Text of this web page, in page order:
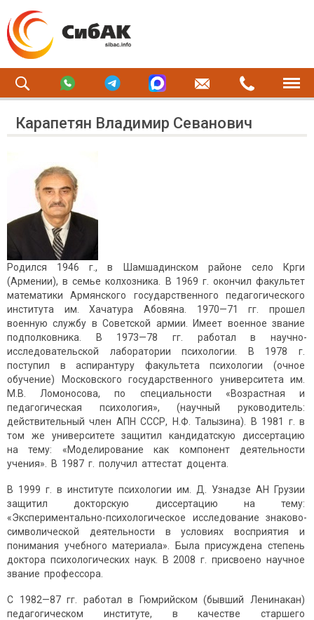
Карапетян Владимир Севанович
Родился 1946 г., в Шамшадинском районе село Крги
(Армении), в семье колхозника. В 1969 г. окончил факультет
математики Армянского государственного педагогического
института им. Хачатура Абовяна. 1970—71 гг. прошел
военную службу в Советской армии. Имеет военное звание
подполковника. В 1973—78 гг. работал в научно-
исследовательской лаборатории психологии. В 1978 г.
поступил в аспирантуру факультета психологии (очное
обучение) Московского государственного университета им.
М.В. Ломоносова, по специальности «Возрастная и
педагогическая психология», (научный руководитель:
действительный член АПН СССР, Н.Ф. Талызина). В 1981 г. в
том же университете защитил кандидатскую диссертацию
на тему: «Моделирование как компонент деятельности
учения». В 1987 г. получил аттестат доцента.
В 1999 г. в институте психологии им. Д. Узнадзе АН Грузии
защитил докторскую диссертацию на тему:
«Экспериментально-психологическое исследование знаково-
символической деятельности в условиях восприятия и
понимания учебного материала». Была присуждена степень
доктора психологических наук. В 2008 г. присвоено научное
звание профессора.
С 1982—87 гг. работал в Гюмрийском (бывший Ленинакан)
педагогическом институте, в качестве старшего